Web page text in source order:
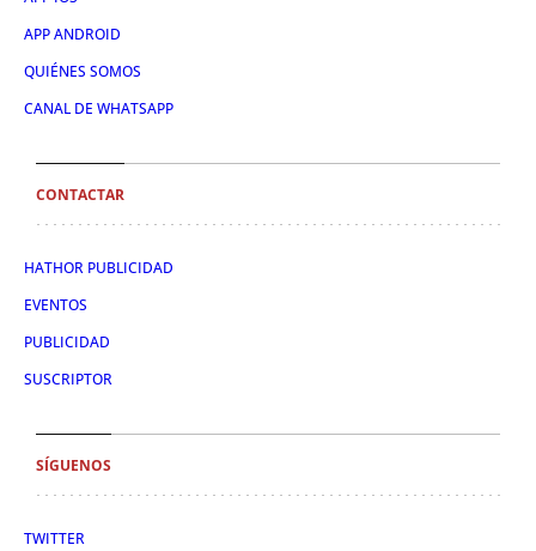
APP ANDROID
QUIÉNES SOMOS
CANAL DE WHATSAPP
CONTACTAR
HATHOR PUBLICIDAD
EVENTOS
PUBLICIDAD
SUSCRIPTOR
SÍGUENOS
TWITTER